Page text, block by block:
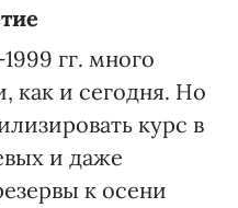
гг. много
как и сегодня. Но
курс в
и даже
к осени